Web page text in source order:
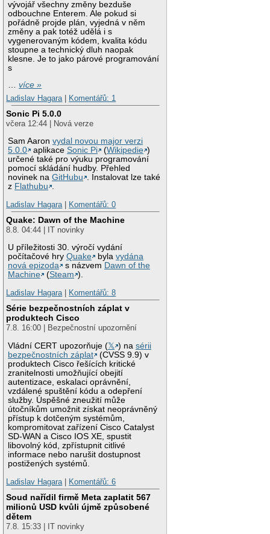
vývojář všechny změny bezduše
odbouchne Enterem. Ale pokud si
pořádně projde plán, vyjedná v něm
změny a pak totéž udělá i s
vygenerovaným kódem, kvalita kódu
stoupne a technický dluh naopak
klesne. Je to jako párové programování
s
…více »
Ladislav Hagara
Komentářů: 1
Sonic Pi 5.0.0
včera 12:44 | Nová verze
Sam Aaronvydal novou major verzi
5.0.0
aplikaceSonic Pi (Wikipedie )
určené také pro výuku programování
pomocí skládání hudby. Přehled
novinek naGitHubu . Instalovat lze také
z Flathubu .
Ladislav Hagara | Komentářů: 0
Quake: Dawn of the Machine
8.8. 04:44 | IT novinky
U příležitosti 30. výročí vydání
počítačové hryQuake bylavydána
nová epizoda
s názvem Dawn of the
Machine
(Steam ).
Ladislav Hagara | Komentářů: 8
Série bezpečnostních záplat v
produktech Cisco
7.8. 16:00 | Bezpečnostní upozornění
Vládní CERT upozorňuje (𝕏 ) nasérii
bezpečnostních záplat
(CVSS 9.9) v
produktech Cisco řešících kritické
zranitelnosti umožňující obejití
autentizace, eskalaci oprávnění,
vzdálené spuštění kódu a odepření
služby. Úspěšné zneužití může
útočníkům umožnit získat neoprávněný
přístup k dotčeným systémům,
kompromitovat zařízení Cisco Catalyst
SD-WAN a Cisco IOS XE, spustit
libovolný kód, zpřístupnit citlivé
informace nebo narušit dostupnost
postižených systémů.
Ladislav Hagara | Komentářů: 6
Soud nařídil firmě Meta zaplatit 567
milionů USD kvůli újmě způsobené
dětem
7.8. 15:33 | IT novinky